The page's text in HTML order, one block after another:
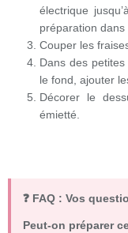
électrique
préparation dans
Couper les
Dans des
le fond, ajouter
Décorer le
émietté.
❓ FAQ : Vos
Peut-on préparer